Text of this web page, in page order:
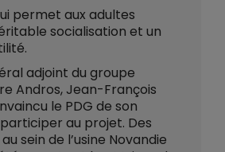
permet aux adultes
socialisation et un
adjoint du groupe
Andros, Jean-François
le PDG de son
au projet. Des
sein de l’usine Novandie